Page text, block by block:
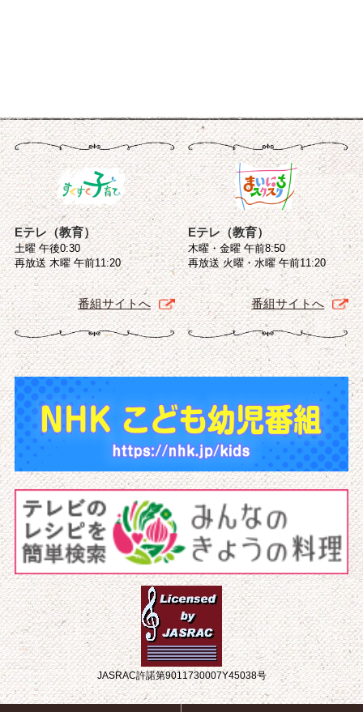
Eテレ（教育）
土曜 午後0:30
再放送 木曜 午前11:20
番組サイトへ
Eテレ（教育）
木曜・金曜 午前8:50
再放送 火曜・水曜 午前11:20
番組サイトへ
JASRAC許諾第9011730007Y45038号